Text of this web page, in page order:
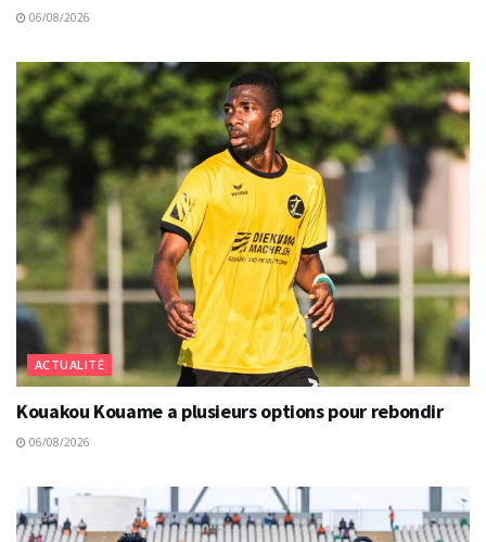
06/08/2026
ACTUALITÉ
Kouakou Kouame a plusieurs options pour rebondir
06/08/2026